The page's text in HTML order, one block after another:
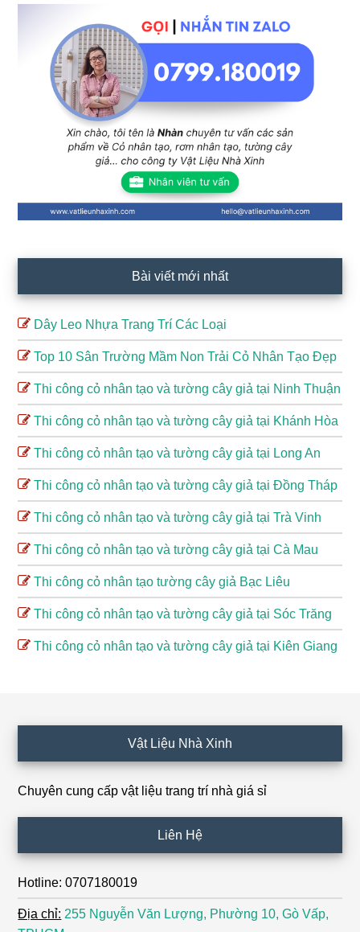
chính
Bài viết mới nhất
Dây Leo Nhựa Trang Trí Các Loại
Top 10 Sân Trường Mầm Non Trải Cỏ Nhân Tạo Đẹp
Thi công cỏ nhân tạo và tường cây giả tại Ninh Thuận
Thi công cỏ nhân tạo và tường cây giả tại Khánh Hòa
Thi công cỏ nhân tạo và tường cây giả tại Long An
Thi công cỏ nhân tạo và tường cây giả tại Đồng Tháp
Thi công cỏ nhân tạo và tường cây giả tại Trà Vinh
Thi công cỏ nhân tạo và tường cây giả tại Cà Mau
Thi công cỏ nhân tạo tường cây giả Bạc Liêu
Thi công cỏ nhân tạo và tường cây giả tại Sóc Trăng
Thi công cỏ nhân tạo và tường cây giả tại Kiên Giang
Vật Liệu Nhà Xinh
Chuyên cung cấp vật liệu trang trí nhà giá sỉ
Liên Hệ
Hotline: 0707180019
Địa chỉ: 255 Nguyễn Văn Lượng, Phường 10, Gò Vấp,